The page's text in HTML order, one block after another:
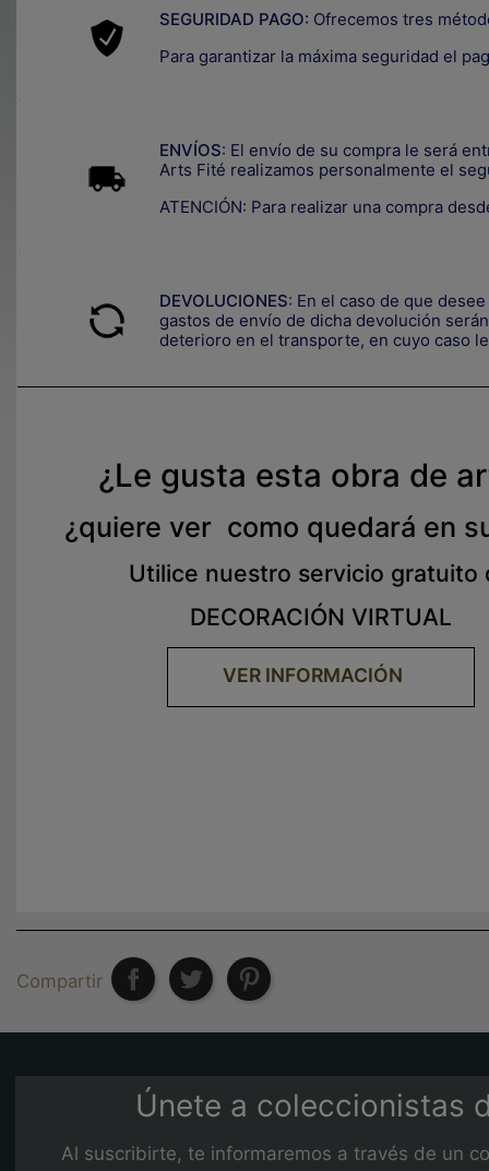
SEGURIDAD PAGO: Ofrecemos tres
Para garantizar la máxima seguridad el
ENVÍOS: El envío de su compra le será
Arts Fité realizamos personalmente el
ATENCIÓN: Para realizar una compra
DEVOLUCIONES: En el caso de que
gastos de envío de dicha devolución
deterioro en el transporte, en cuyo caso
¿Le gusta esta obra de
¿quiere ver como quedará en
Utilice nuestro servicio gratuito
DECORACIÓN VIRTUAL
VER INFORMACIÓN
Compartir
Únete a coleccionistas
Al suscribirte, te informaremos a través de un